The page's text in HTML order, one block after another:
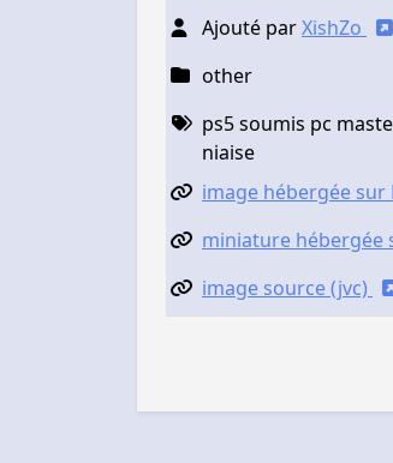
Ajouté parXishZo
other
ps5 soumis pc
niaise
image hébergée sur
miniature hébergée
image source (jvc)